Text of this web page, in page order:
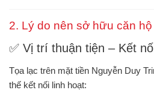
2. Lý do nên sở hữu căn
✅ Vị trí thuận tiện – Kết
Tọa lạc trên mặt tiền Nguyễn Duy
thế kết nối linh hoạt: